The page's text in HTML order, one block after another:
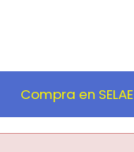
Compra en SELAE